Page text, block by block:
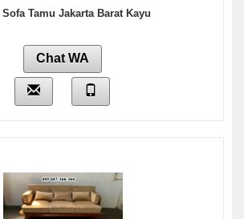
Tamu Jakarta Barat Kayu
Chat WA